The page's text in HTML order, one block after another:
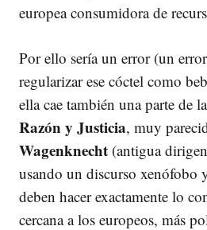
europea consumidora de
Por ello sería un error (un
regularizar ese cóctel como
ella cae también una parte de
Razón y Justicia, muy
Wagenknecht (antigua
usando un discurso xenófobo
deben hacer exactamente lo
cercana a los europeos, más